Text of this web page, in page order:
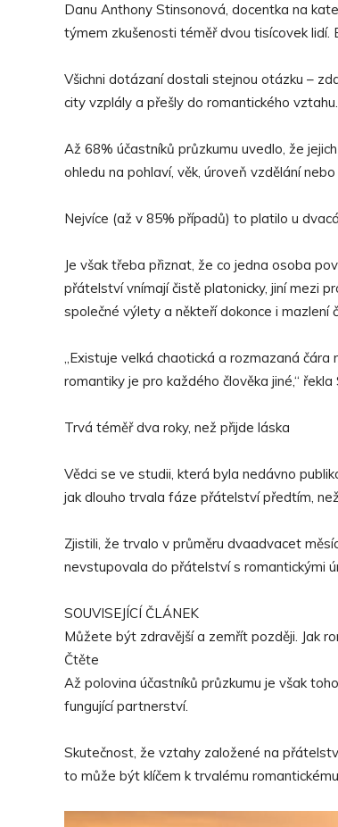
Danu Anthony Stinsonová, docentka na
týmem zkušenosti téměř dvou tisícovek
Všichni dotázaní dostali stejnou otázku –
city vzplály a přešly do romantického vztahu.
Až 68% účastníků průzkumu uvedlo, že
ohledu na pohlaví, věk, úroveň vzdělání
Nejvíce (až v 85% případů) to platilo u
Je však třeba přiznat, že co jedna osoba
přátelství vnímají čistě platonicky, jiní mezi
společné výlety a někteří dokonce i mazlení
„Existuje velká chaotická a rozmazaná
romantiky je pro každého člověka jiné,“ řekla
Trvá téměř dva roky, než přijde láska
Vědci se ve studii, která byla nedávno
jak dlouho trvala fáze přátelství předtím,
Zjistili, že trvalo v průměru dvaadvacet
nevstupovala do přátelství s romantickými
SOUVISEJÍCÍ ČLÁNEK
Můžete být zdravější a zemřít později. Jak
Čtěte
Až polovina účastníků průzkumu je však
fungující partnerství.
Skutečnost, že vztahy založené na
to může být klíčem k trvalému